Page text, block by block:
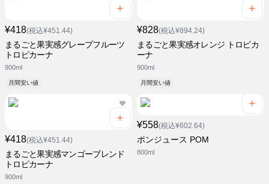
¥418(税込¥451.44)
まるごと果実感グレープフルーツ
トロピカーナ
900ml
月間安い値
¥828(税込¥894.24)
まるごと果実感オレンジ トロピカ
ーナ
900ml
月間安い値
¥418(税込¥451.44)
まるごと果実感マンゴーブレンド
トロピカーナ
900ml
¥558(税込¥602.64)
ポンジュース POM
800ml